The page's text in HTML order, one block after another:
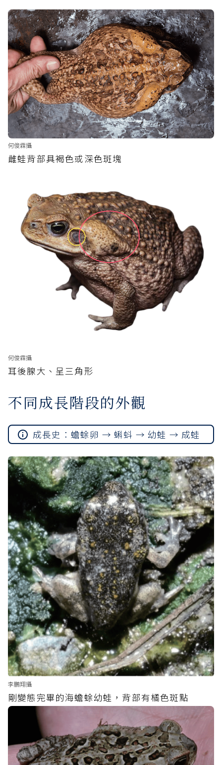
何俊霖攝
雌蛙背部具褐色或深色斑塊
何俊霖攝
耳後腺大、呈三角形
不同成長階段的外觀
成長史：蟾蜍卵 → 蝌蚪 → 幼蛙 → 成蛙
李鵬翔攝
剛變態完畢的海蟾蜍幼蛙，背部有橘色斑點